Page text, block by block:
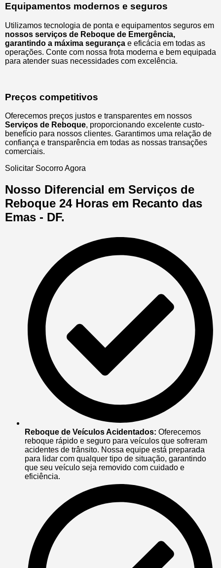
Equipamentos modernos e seguros
Utilizamos tecnologia de ponta e equipamentos seguros em
nossos serviços de Reboque de Emergência,
garantindo a máxima segurança e eficácia em todas as
operações. Conte com nossa frota moderna e bem equipada
para atender suas necessidades com excelência.
Preços competitivos
Oferecemos preços justos e transparentes em nossos
Serviços de Reboque, proporcionando excelente custo-
benefício para nossos clientes. Garantimos uma relação de
confiança e transparência em todas as nossas transações
comerciais.
Solicitar Socorro Agora
Nosso Diferencial em Serviços de
Reboque 24 Horas em Recanto das
Emas - DF.
Reboque de Veículos Acidentados: Oferecemos
reboque rápido e seguro para veículos que sofreram
acidentes de trânsito. Nossa equipe está preparada
para lidar com qualquer tipo de situação, garantindo
que seu veículo seja removido com cuidado e
eficiência.